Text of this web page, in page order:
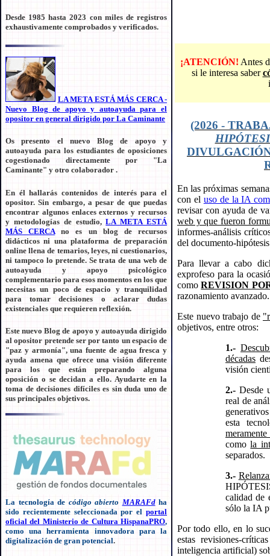
Desde 1985 hasta 2023 con miles de registros
exhaustivamente comprobados y verificados.
LA META ESTÁ MÁS CERCA -
Nuevo Blog de apoyo y autoayuda para el
opositor en general dirigido por La Caminante
Os presento el nuevo Blog de apoyo y
autoayuda para los estudiantes de oposiciones
cogestionado directamente por "La
Caminante" y otro colaborador .
En él hallarás contenidos de interés para el
opositor. Sin embargo, a pesar de que puedas
encontrar algunos enlaces externos y recursos
y metodologías de estudio,LA META ESTÁ
MÁS CERCAno es un blog de recursos
didácticos ni una plataforma de preparación
online llena de temarios, leyes, ni cuestionarios,
ni tampoco lo pretende. Se trata de una web de
autoayuda y apoyo psicológico
complementario para esos momentos en los que
necesitas un poco de espacio y tranquilidad
para tomar decisiones o aclarar dudas
existenciales que requieren reflexión.
Este nuevo Blog de apoyo y autoayuda dirigido
al opositor pretende ser por tanto un espacio de
"paz y armonía", una fuente de agua fresca y
ayuda amena que ofrece una visión diferente
para los que están preparando alguna
oposición o se decidan a ello. Ayudarte en la
toma de decisiones difíciles es sin duda uno de
sus principales objetivos.
La tecnología de código abierto MARAFdha
sido recientemente seleccionada por el portal
oficial del Ministerio de Cultura HispanaPRO,
como una herramienta innovadora para la
digitalización de gran potencial.
¡ATENCIÓN! Antes
si le interesa saber
(2026 -
En las próximas
con el uso de la IA
revisar con ayuda de
web y que fueron
informes-análisis
del documento-
Para llevar a cabo
exprofeso para la
comoREVISION
razonamiento avanzado.
Este nuevo trabajo de
objetivos, entre otros:
1.-
décadas
visión
2.- Desde
real de
esta
comola
separados.
3.-
calidad de
sólo la IA
Por todo ello, en lo
estas revisiones-
inteligencia artificial)